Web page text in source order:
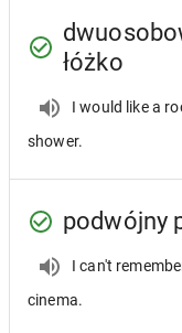
łóżko
I would like a
shower.
podwójny
I can't
cinema.